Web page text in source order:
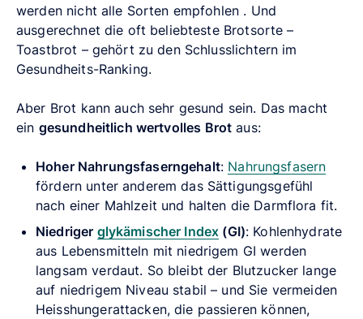
werden nicht alle Sorten empfohlen . Und
ausgerechnet die oft beliebteste Brotsorte –
Toastbrot – gehört zu den Schlusslichtern im
Gesundheits-Ranking.
Aber Brot kann auch sehr gesund sein. Das macht
ein gesundheitlich wertvolles Brot aus:
Hoher Nahrungsfaserngehalt: Nahrungsfasern
fördern unter anderem das Sättigungsgefühl
nach einer Mahlzeit und halten die Darmflora fit.
Niedriger glykämischer Index (GI): Kohlenhydrate
aus Lebensmitteln mit niedrigem GI werden
langsam verdaut. So bleibt der Blutzucker lange
auf niedrigem Niveau stabil – und Sie vermeiden
Heisshungerattacken, die passieren können,